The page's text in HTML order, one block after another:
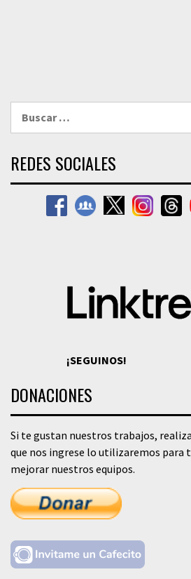
REDES SOCIALES
¡SEGUINOS!
DONACIONES
Si te gustan nuestros trabajos,
que nos ingrese lo utilizaremos para
mejorar nuestros equipos.